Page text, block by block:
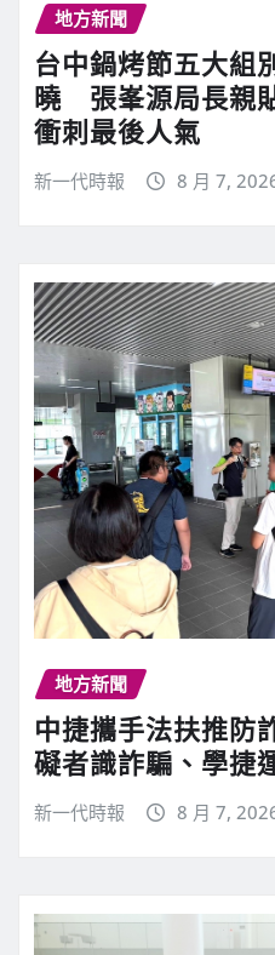
地方新聞
台中鍋烤節五大組
曉 張峯源局長親
衝刺最後人氣
新一代時報 8 月 7,
地方新聞
中捷攜手法扶推防
礙者識詐騙、學捷
新一代時報 8 月 7,